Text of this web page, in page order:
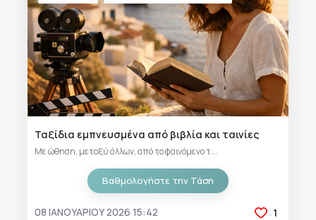
Ταξίδια εμπνευσμένα από βιβλία και ταινίες
Με ώθηση, μεταξύ άλλων, από το φαινόμενο τ...
Βαθμολογήστε την Τάση
08 ΙΑΝΟΥΑΡΊΟΥ 2026 15:42 1